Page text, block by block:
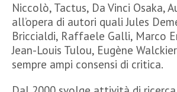
Niccolò, Tactus, Da Vinci Osaka,
all’opera di autori quali Jules
Briccialdi, Raffaele Galli, Marco
Jean-Louis Tulou, Eugène
sempre ampi consensi di critica.